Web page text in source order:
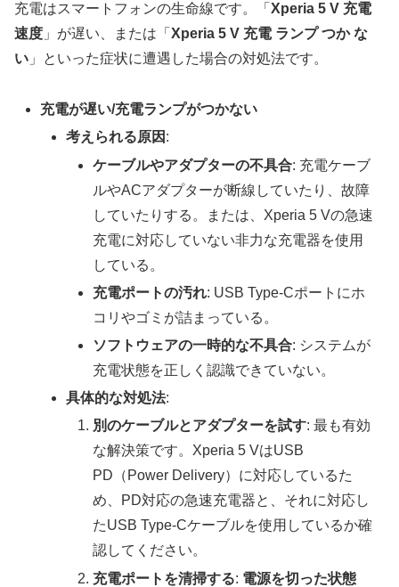
充電はスマートフォンの生命線です。「 Xperia 5 V 充電
速度 」が遅い、または「 Xperia 5 V 充電 ランプ つか な
い 」といった症状に遭遇した場合の対処法です。
充電が遅い/充電ランプがつかない
考えられる原因 :
ケーブルやアダプターの不具合: 充電ケーブ
ルやACアダプターが断線していたり、故障
していたりする。または、Xperia 5 Vの急速
充電に対応していない非力な充電器を使用
している。
充電ポートの汚れ: USB Type-Cポートにホ
コリやゴミが詰まっている。
ソフトウェアの一時的な不具合: システムが
充電状態を正しく認識できていない。
具体的な対処法:
別のケーブルとアダプターを試す: 最も有効
な解決策です。Xperia 5 VはUSB
PD（Power Delivery）に対応しているた
め、PD対応の急速充電器と、それに対応し
たUSB Type-Cケーブルを使用しているか確
認してください。
充電ポートを清掃する: 電源を切った状態